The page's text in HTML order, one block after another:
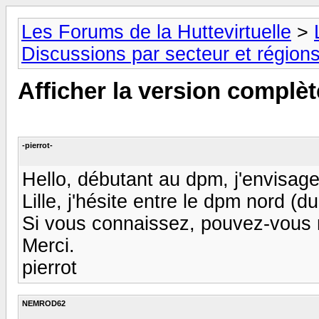
Les Forums de la Huttevirtuelle >
Discussions par secteur et
Afficher la version
-pierrot-
Hello, débutant au dpm,
Lille, j'hésite entre le dpm nord
Si vous connaissez, pouvez-
Merci.
pierrot
NEMROD62